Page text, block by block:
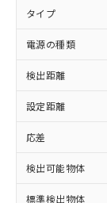
タイプ
電源の種類
検出距離
設定距離
応差
検出可能物体
標準検出物体